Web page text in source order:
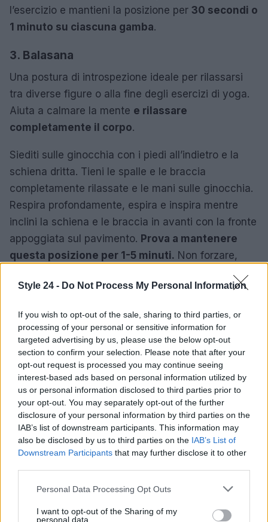
Style 24 - Do Not Process My Personal Information
If you wish to opt-out of the sale, sharing to third parties, or
processing of your personal or sensitive information for
targeted advertising by us, please use the below opt-out
section to confirm your selection. Please note that after your
opt-out request is processed you may continue seeing
interest-based ads based on personal information utilized by
us or personal information disclosed to third parties prior to
your opt-out. You may separately opt-out of the further
disclosure of your personal information by third parties on the
IAB’s list of downstream participants. This information may
also be disclosed by us to third parties on the IAB’s List of
Downstream Participants that may further disclose it to other
Please note that this website/app uses one or more Google
not limited to your visit or usage behaviour. You may click to
Personal Data Processing Opt Outs
I want to opt-out of the Sharing of my
personal data.
l’esercizio e mantieni la posizione per 30 secondi o
1 minuto su ciascuna gamba.
3. Balasana
Una postura di introspezione ideale per rilassarsi
tra diverse figure o alla fine degli esercizi di yoga.
Aiuta a calmare la mente e rilassare
completamente il corpo.
Siediti sulle ginocchia con i piedi all’indietro e la
schiena dritta. Tieni le spalle e le braccia
completamente rilassate e le mani sulle ginocchia.
Respira profondamente, espira e inspira mentre
inclini la schiena e le braccia in avanti con la fronte
appoggiata sul pavimento. Prova a mantenere
questa posizione per 1-5 minuti. Non forzare,
resistenza e flessibilità.
4. Halasana
Sdraiati sulla schiena, solleva le gambe sopra la
testa finché i piedi toccano il suolo dietrodi te.
Puoi mettere le mani dietro la schiena o
appoggiarle sul pavimento. Se i tuoi piedi non
toccano il suolo, non succede nulla, puoi
appoggiarli al muro, su una sedia o tenerli in aria.
Prova a mantenere la posa per un minuto.
Invertendo il flusso sanguigno, rilassa la mente,
solleva lo spirito e permette didecongestionare la
della schiena.